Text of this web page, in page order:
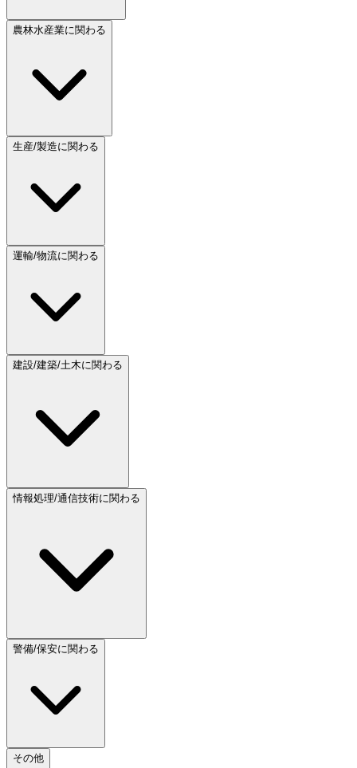
農林水産業に関わる
生産/製造に関わる
運輸/物流に関わる
建設/建築/土木に関わる
情報処理/通信技術に関わる
警備/保安に関わる
その他